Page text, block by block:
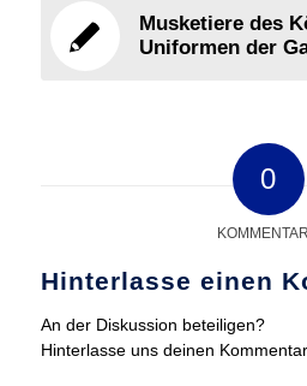
Musketiere des
Uniformen der
0
Hinterlasse einen
An der Diskussion beteiligen?
Hinterlasse uns deinen